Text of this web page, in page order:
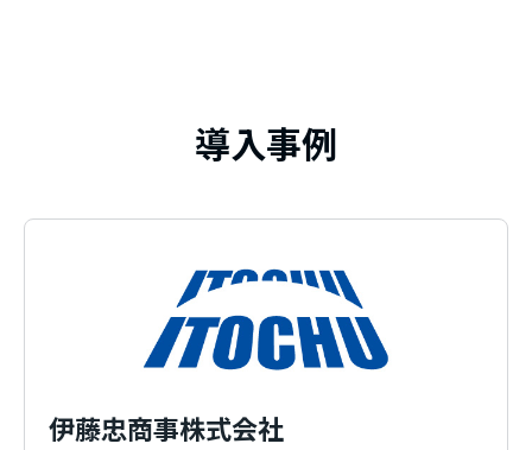
導入事例
伊藤忠商事株式会社